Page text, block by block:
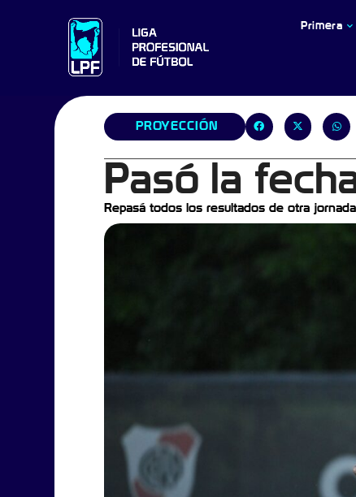
Primera
PROYECCIÓN
Pasó la
Repasá todos los resultados de otra